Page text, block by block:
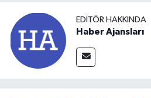
EDITÖR HAKKINDA
Haber Ajansları